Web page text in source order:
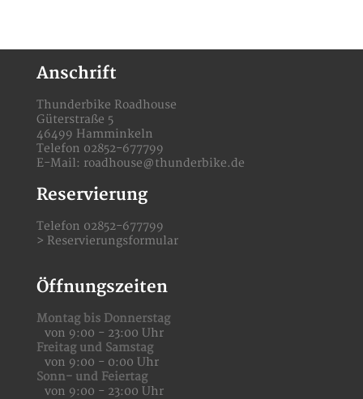
Anschrift
Thunderbike Roadhouse
Güterstraße 5
46499 Hamminkeln
Telefon 02852-677799
E-Mail: roadhouse@thunderbike.de
Reservierung
Telefon 02852-677799
> Reservierungsformular
Öffnungszeiten
Montag bis Donnerstag
von 9:00 - 23:00 Uhr
Freitag und Samstag
von 9:00 - 0:00 Uhr
Sonn- und Feiertag
von 9:00 - 23:00 Uhr